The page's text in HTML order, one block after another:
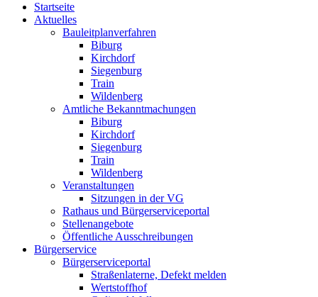
Startseite
Aktuelles
Bauleitplanverfahren
Biburg
Kirchdorf
Siegenburg
Train
Wildenberg
Amtliche Bekanntmachungen
Biburg
Kirchdorf
Siegenburg
Train
Wildenberg
Veranstaltungen
Sitzungen in der VG
Rathaus und Bürgerserviceportal
Stellenangebote
Öffentliche Ausschreibungen
Bürgerservice
Bürgerserviceportal
Straßenlaterne, Defekt melden
Wertstoffhof